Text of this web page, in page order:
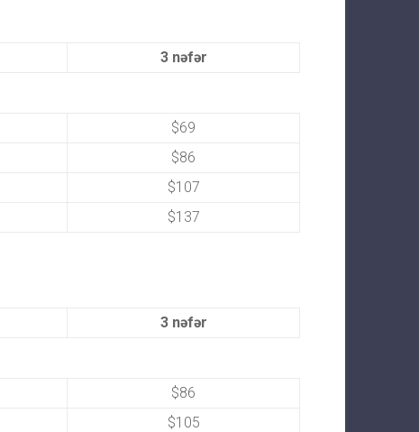
3 nəfər
$69
$86
$107
$137
3 nəfər
$86
$105